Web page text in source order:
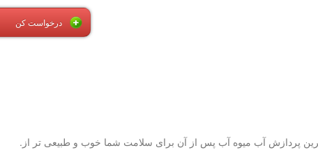
درخواست کن